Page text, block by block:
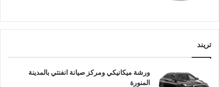
تريند
ورشة ميكانيكي ومركز صيانة انفنتي بالمدينة
المنورة